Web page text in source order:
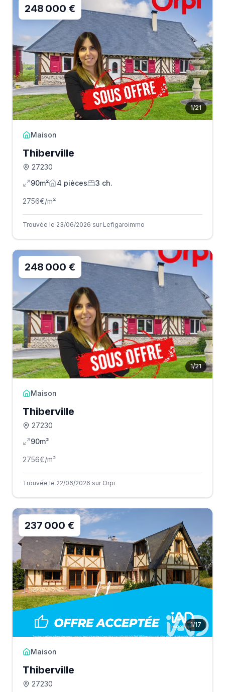
1/21
248 000 €
Maison
Thiberville
27230
90m²
4 pièces 3 ch.
2756€/m²
Trouvée le 23/06/2026 sur Lefigaroimmo
1/21
248 000 €
Maison
Thiberville
27230
90m²
2756€/m²
Trouvée le 22/06/2026 sur Orpi
1/17
237 000 €
Maison
Thiberville
27230